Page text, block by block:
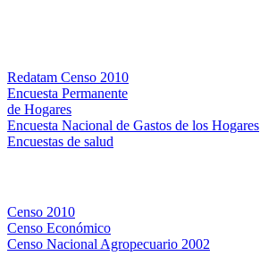
Redatam Censo 2010
Encuesta Permanente
de Hogares
Encuesta Nacional de Gastos de los Hogares
Encuestas de salud
Censo 2010
Censo Económico
Censo Nacional Agropecuario 2002